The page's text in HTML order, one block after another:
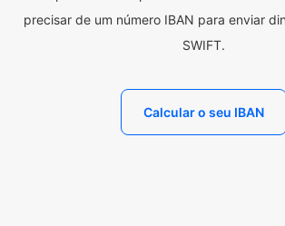
precisar de um número IBAN para enviar
SWIFT.
Calcular o seu IBAN